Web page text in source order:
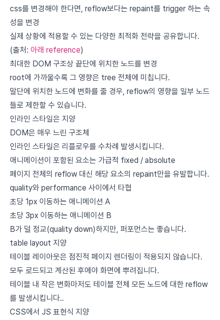
css를 변경해야 한다면, reflow보다는 repaint를 trigger 하는 속
성을 변경
실제 상황에 적용할 수 있는 다양한 최적화 전략을 공유합니다.
(출처: 아래 reference)
최대한 DOM 구조상 끝단에 위치한 노드를 변경
root에 가까울수록 그 영향은 tree 전체에 미칩니다.
말단에 위치한 노드에 변화를 줄 경우, reflow의 영향을 일부 노드
들로 제한할 수 있습니다.
인라인 스타일은 지양
DOM은 매우 느린 구조체
인라인 스타일은 리플로우를 수차례 발생시킵니다.
애니메이션이 포함된 요소는 가급적 fixed / absolute
페이지 전체의 reflow 대신 해당 요소의 repaint만을 유발합니다.
quality와 performance 사이에서 타협
초당 1px 이동하는 애니메이션 A
초당 3px 이동하는 애니메이션 B
B가 덜 정교(quality down)하지만, 퍼포먼스는 좋습니다.
table layout 지양
테이블 레이아웃은 점진적 페이지 렌더링이 적용되지 않습니다.
모두 로드되고 계산된 후에야 화면에 뿌려집니다.
테이블 내 작은 변화마저도 테이블 전체 모든 노드에 대한 reflow
를 발생시킵니다..
CSS에서 JS 표현식 지양